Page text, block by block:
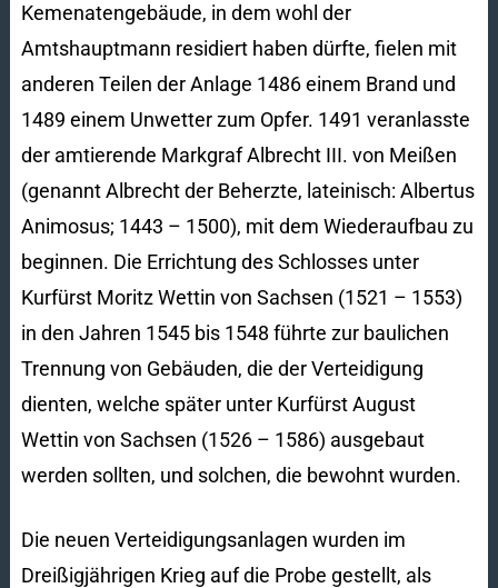
Kemenatengebäude, in dem wohl der
Amtshauptmann residiert haben dürfte, fielen mit
anderen Teilen der Anlage 1486 einem Brand und
1489 einem Unwetter zum Opfer. 1491 veranlasste
der amtierende Markgraf Albrecht III. von Meißen
(genannt Albrecht der Beherzte, lateinisch: Albertus
Animosus; 1443 – 1500), mit dem Wiederaufbau zu
beginnen. Die Errichtung des Schlosses unter
Kurfürst Moritz Wettin von Sachsen (1521 – 1553)
in den Jahren 1545 bis 1548 führte zur baulichen
Trennung von Gebäuden, die der Verteidigung
dienten, welche später unter Kurfürst August
Wettin von Sachsen (1526 – 1586) ausgebaut
werden sollten, und solchen, die bewohnt wurden.
Die neuen Verteidigungsanlagen wurden im
Dreißigjährigen Krieg auf die Probe gestellt, als